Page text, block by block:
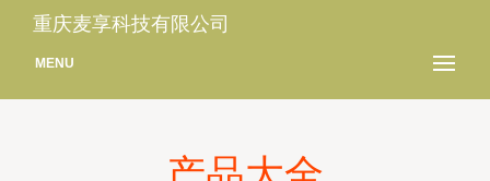
重庆麦享科技有限公司
MENU